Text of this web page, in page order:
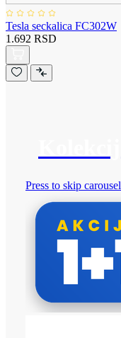
Tesla seckalica FC302W
1.692 RSD
Press to skip carousel